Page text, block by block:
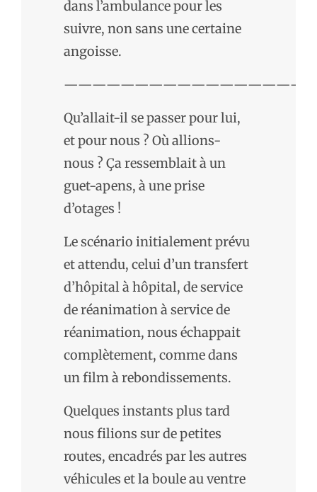
dans l’ambulance pour les
suivre, non sans une certaine
angoisse.
Qu’allait-il se passer pour lui,
et pour nous ? Où allions-
nous ? Ça ressemblait à un
guet-apens, à une prise
d’otages !
Le scénario initialement prévu
et attendu, celui d’un transfert
d’hôpital à hôpital, de service
de réanimation à service de
réanimation, nous échappait
complètement, comme dans
un film à rebondissements.
Quelques instants plus tard
nous filions sur de petites
routes, encadrés par les autres
véhicules et la boule au ventre